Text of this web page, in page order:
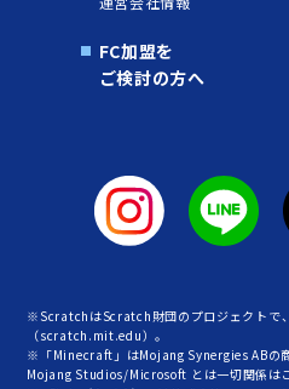
FC加盟を
ご検討の方へ
※ScratchはScratch財団のプロジェクトで
（scratch.mit.edu）。
※「Minecraft」はMojang Synergies ABの
Mojang Studios/Microsoft とは一切関係は